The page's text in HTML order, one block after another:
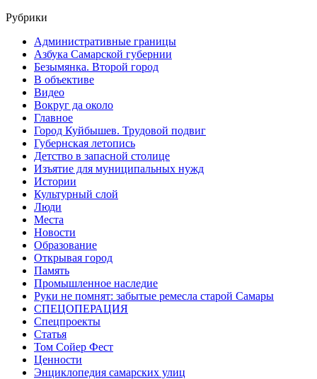
Рубрики
Административные границы
Азбука Самарской губернии
Безымянка. Второй город
В объективе
Видео
Вокруг да около
Главное
Город Куйбышев. Трудовой подвиг
Губернская летопись
Детство в запасной столице
Изъятие для муниципальных нужд
Истории
Культурный слой
Люди
Места
Новости
Образование
Открывая город
Память
Промышленное наследие
Руки не помнят: забытые ремесла старой Самары
СПЕЦОПЕРАЦИЯ
Спецпроекты
Статья
Том Сойер Фест
Ценности
Энциклопедия самарских улиц